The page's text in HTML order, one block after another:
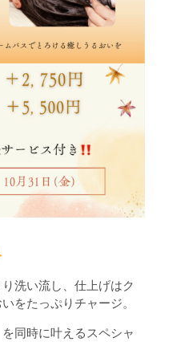
洗い流し、仕上げはク
をたっぷりチャージ。
同時に叶えるスペシャ